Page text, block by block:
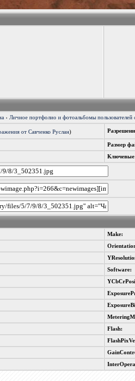
›Личное портфолио и фотоальбомы пользователей
от Савченко Руслан)
Размер
Ключевые
Make:
Software:
Flash: